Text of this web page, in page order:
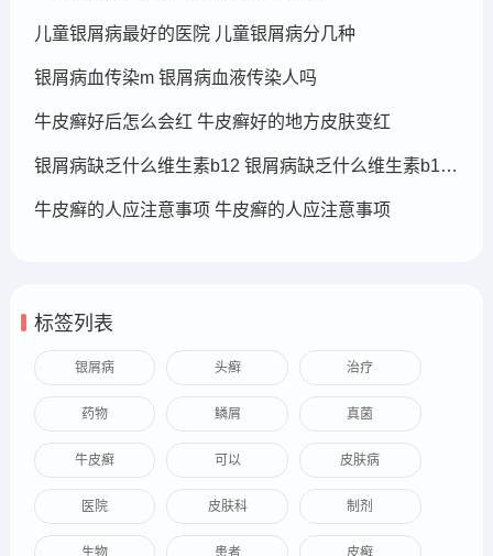
儿童银屑病最好的医院 儿童银屑病分几种
银屑病血传染m 银屑病血液传染人吗
牛皮癣好后怎么会红 牛皮癣好的地方皮肤变红
银屑病缺乏什么维生素b12 银屑病缺乏什么维生素b12可以补充
牛皮癣的人应注意事项 牛皮癣的人应注意事项
标签列表
银屑病 头癣 治疗
药物 鳞屑 真菌
牛皮癣 可以 皮肤病
医院 皮肤科 制剂
生物 患者 皮癣